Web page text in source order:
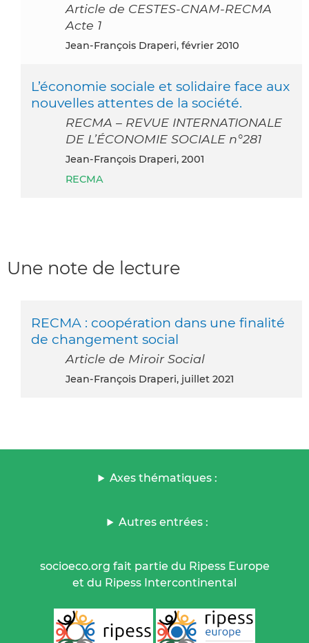
Article de CESTES-CNAM-RECMA
Acte 1
Jean-François Draperi, février 2010
L’économie sociale et solidaire face aux
nouvelles attentes de la société.
RECMA – REVUE INTERNATIONALE
DE L’ÉCONOMIE SOCIALE n°281
Jean-François Draperi, 2001
RECMA
Une note de lecture
RECMA : coopération dans une finalité
de changement social
Article de Miroir Social
Jean-François Draperi, juillet 2021
Axes thématiques :
Autres entrées :
socioeco.org fait partie du Ripess Europe
et du Ripess Intercontinental